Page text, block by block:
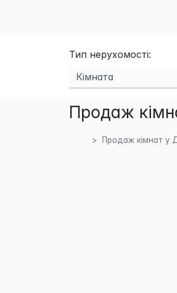
Тип нерухомості:
Продаж
Продаж кімнат у